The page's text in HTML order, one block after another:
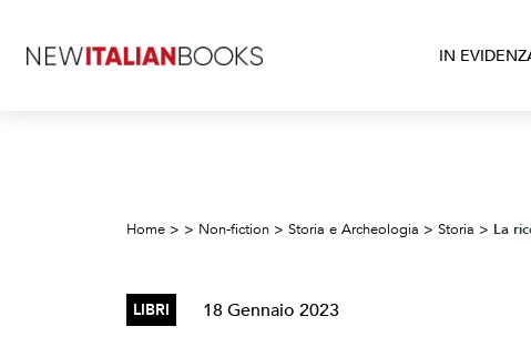
IN
Home > > Non-fiction > Storia e Archeologia > Storia > La
LIBRI 18 Gennaio 2023